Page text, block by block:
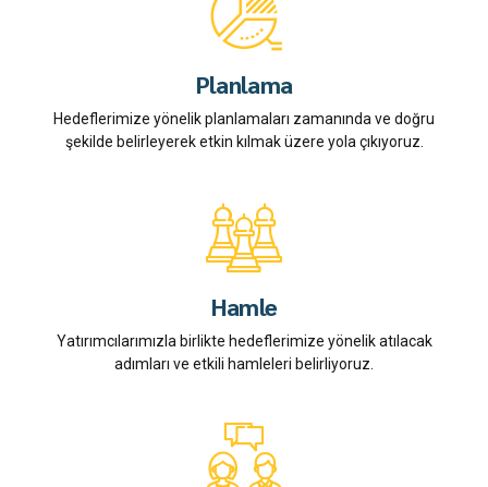
Planlama
Hedeflerimize yönelik planlamaları zamanında ve doğru
şekilde belirleyerek etkin kılmak üzere yola çıkıyoruz.
Hamle
Yatırımcılarımızla birlikte hedeflerimize yönelik atılacak
adımları ve etkili hamleleri belirliyoruz.